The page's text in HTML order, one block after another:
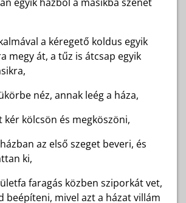
a kéregető koldus egyik
megy át, a tűz is átcsap egyik
néz, annak leég a háza,
kér kölcsön és megköszöni,
az első szeget beveri, és
ki,
faragás közben sziporkát vet,
beépíteni, mivel azt a házat villám